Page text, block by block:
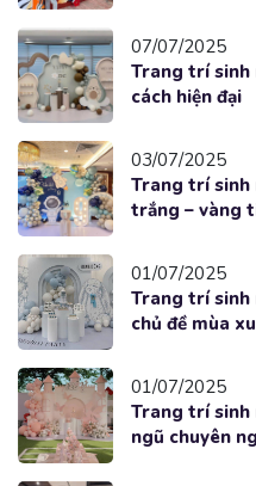
07/07/2025
Trang trí sinh
cách hiện đại
03/07/2025
Trang trí sinh
trắng – vàng
01/07/2025
Trang trí sinh
chủ đề mùa
01/07/2025
Trang trí sinh
ngũ chuyên